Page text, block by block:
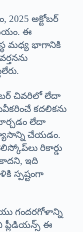
2025 అక్టోబర్
ఈ
మధ్య భాగానికి
చివరిలో లేదా
కదలికను
లేదా
చేయడం.
రికార్డు
ఇది
స్పష్టంగా
గందరగోళాన్ని
ప్లీడియన్స్ ఈ